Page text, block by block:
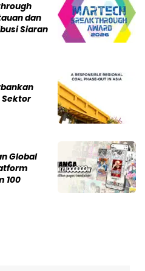
dan
Siaran
Sektor
Global
100